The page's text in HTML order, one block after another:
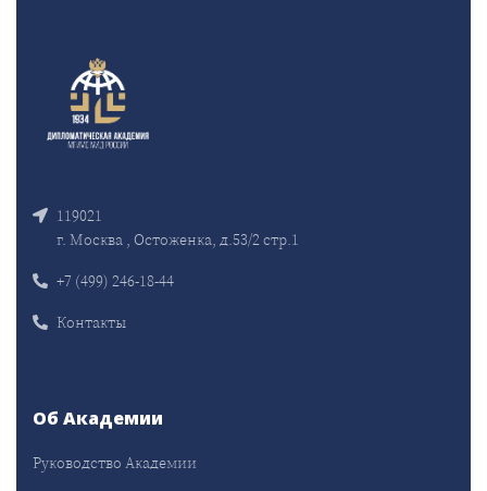
119021
г. Москва , Остоженка, д.53/2 стр.1
+7 (499) 246-18-44
Контакты
Об Академии
Руководство Академии